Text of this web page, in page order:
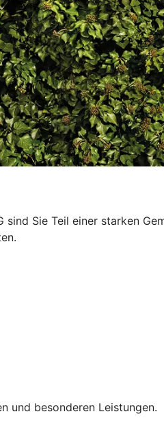
Sie Teil einer starken
und besonderen Leistungen.